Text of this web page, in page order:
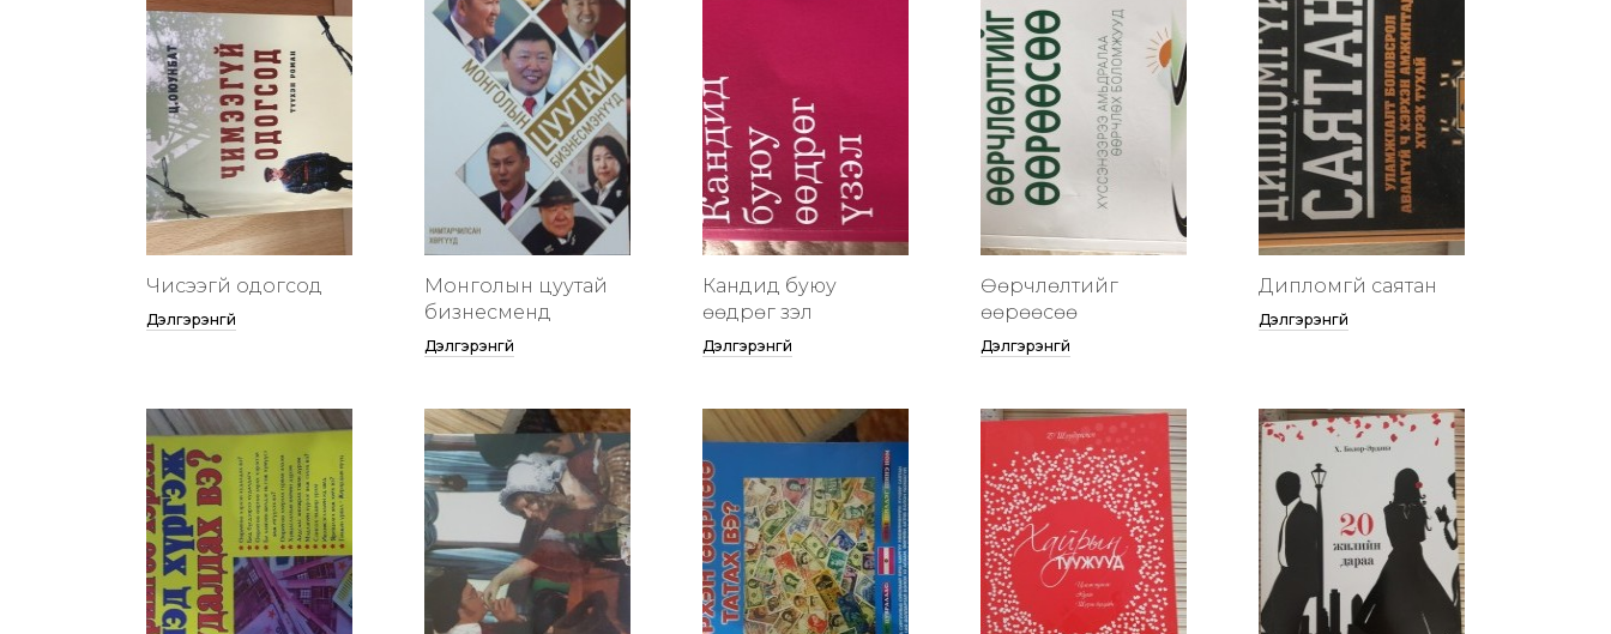
Чисээгүй одогсод
Дэлгэрэнгүй
Монголын цуутай
бизнесменүүд
Дэлгэрэнгүй
Кандид буюу
өөдрөг үзэл
Дэлгэрэнгүй
Өөрчлөлтийг
өөрөөсөө
Дэлгэрэнгүй
Дипломгүй саятан
Дэлгэрэнгүй